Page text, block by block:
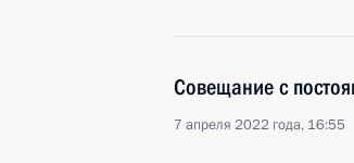
Совещание с
7 апреля 2022 года, 16:55